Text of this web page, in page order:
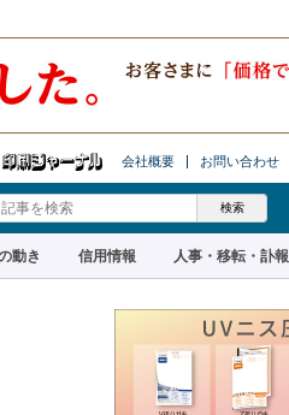
会社概要 お問い合わせ
動き 信用情報 人事・移転・訃報